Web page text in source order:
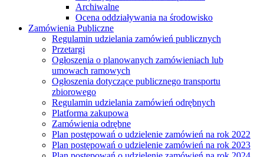
Archiwalne
Ocena oddziaływania na środowisko
Zamówienia Publiczne
Regulamin udzielania zamówień publicznych
Przetargi
Ogłoszenia o planowanych zamówieniach lub
umowach ramowych
Ogłoszenia dotyczące publicznego transportu
zbiorowego
Regulamin udzielania zamówień odrębnych
Platforma zakupowa
Zamówienia odrębne
Plan postępowań o udzielenie zamówień na rok 2022
Plan postępowań o udzielenie zamówień na rok 2023